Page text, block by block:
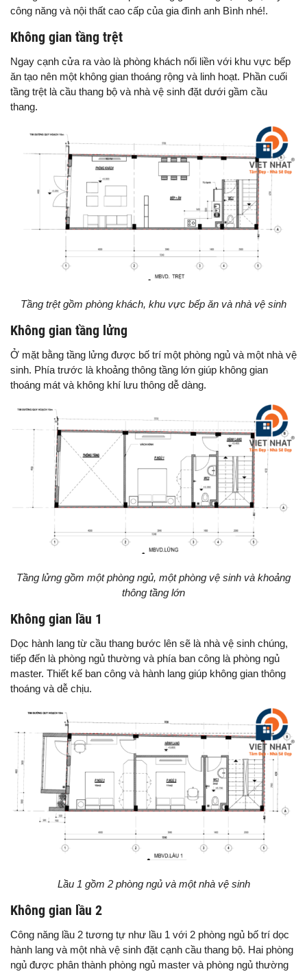
công năng và nội thất cao cấp của gia đình anh Bình nhé!.
Không gian tầng trệt
Ngay cạnh cửa ra vào là phòng khách nối liền với khu vực bếp
ăn tạo nên một không gian thoáng rộng và linh hoạt. Phần cuối
tầng trệt là cầu thang bộ và nhà vệ sinh đặt dưới gầm cầu
thang.
Tầng trệt gồm phòng khách, khu vực bếp ăn và nhà vệ sinh
Không gian tầng lửng
Ở mặt bằng tầng lửng được bố trí một phòng ngủ và một nhà vệ
sinh. Phía trước là khoảng thông tầng lớn giúp không gian
thoáng mát và không khí lưu thông dễ dàng.
Tầng lửng gồm một phòng ngủ, một phòng vệ sinh và khoảng
thông tầng lớn
Không gian lầu 1
Dọc hành lang từ cầu thang bước lên sẽ là nhà vệ sinh chúng,
tiếp đến là phòng ngủ thường và phía ban công là phòng ngủ
master. Thiết kế ban công và hành lang giúp không gian thông
thoáng và dễ chịu.
Lầu 1 gồm 2 phòng ngủ và một nhà vệ sinh
Không gian lầu 2
Công năng lầu 2 tương tự như lầu 1 với 2 phòng ngủ bố trí dọc
hành lang và một nhà vệ sinh đặt cạnh cầu thang bộ. Hai phòng
ngủ được phân thành phòng ngủ master và phòng ngủ thường